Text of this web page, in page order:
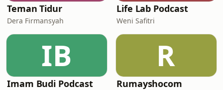
Teman Tidur
Dera Firmansyah
Life Lab Podcast
Weni Safitri
IB
Imam Budi Podcast
R
Rumayshocom